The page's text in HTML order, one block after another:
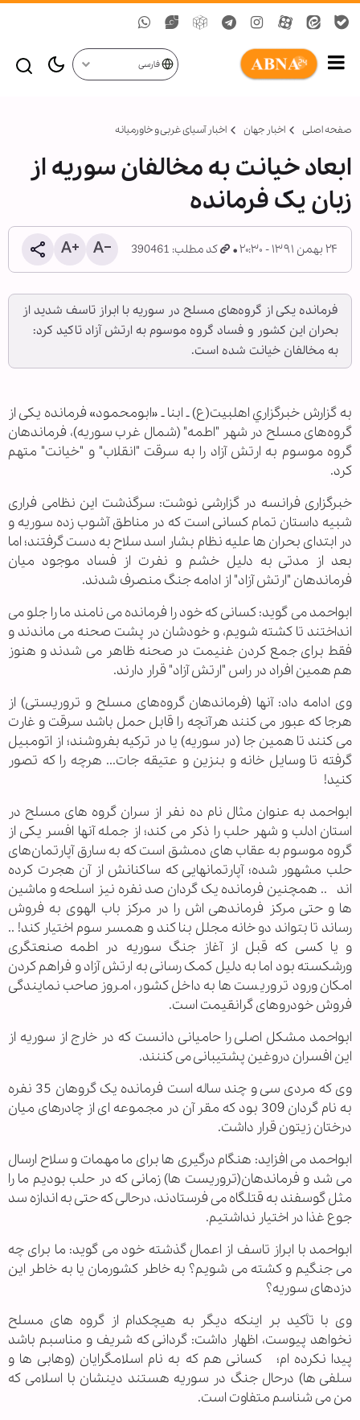
فارسی
صفحه اصلی اخبار جهان اخبار آسیای غربی و خاورمیانه
ابعاد خیانت به مخالفان سوریه از
زبان یک فرمانده
۲۴ بهمن ۱۳۹۱ - ۲۰:۳۰ کد مطلب: 390461
فرمانده یکی از گروه‌های مسلح در سوریه با ابراز تاسف شدید از
بحران این کشور و فساد گروه موسوم به ارتش آزاد تاکید کرد:
به مخالفان خیانت شده است.
به گزارش خبرگزاري اهل‎بيت(ع) ـ ابنا ـ «ابومحمود» فرمانده یکی از
گروه‌های مسلح در شهر "اطمه" (شمال غرب سوریه)، فرماندهان
گروه موسوم به ارتش آزاد را به سرقت "انقلاب" و "خیانت" متهم
کرد.
خبرگزاری فرانسه در گزارشی نوشت: سرگذشت این نظامی فراری
شبیه داستان تمام کسانی است که در مناطق آشوب زده سوریه و
در ابتدای بحران ها علیه نظام بشار اسد سلاح به دست گرفتند؛ اما
بعد از مدتی به دلیل خشم و نفرت از فساد موجود میان
فرماندهان "ارتش آزاد" از ادامه جنگ منصرف شدند.
ابواحمد می گوید: کسانی که خود را فرمانده می نامند ما را جلو می
انداختند تا کشته شویم، و خودشان در پشت صحنه می ماندند و
فقط برای جمع کردن غنیمت در صحنه ظاهر می شدند و هنوز
هم همین افراد در راس "ارتش آزاد" قرار دارند.
وی ادامه داد: آنها (فرماندهان گروه‌های مسلح و تروریستی) از
هرجا که عبور می کنند هرآنچه را قابل حمل باشد سرقت و غارت
می کنند تا همین جا (در سوریه) یا در ترکیه بفروشند؛ از اتومبیل
گرفته تا وسایل خانه و بنزین و عتیقه جات... هرچه را که تصور
کنید!
ابواحمد به عنوان مثال نام ده نفر از سران گروه های مسلح در
استان ادلب و شهر حلب را ذکر می کند؛ از جمله آنها افسر یکی از
گروه موسوم به عقاب های دمشق است که به سارق آپارتمان‌های
حلب مشهور شده؛ آپارتمانهایی که ساکنانش از آن هجرت کرده
اند .. همچنین فرمانده یک گردان صد نفره نیز اسلحه و ماشین
ها و حتی مرکز فرماندهی اش را در مرکز باب الهوی به فروش
رساند تا بتواند دو خانه مجلل بنا کند و همسر سوم اختیار کند! ..
و یا کسی که قبل از آغاز جنگ سوریه در اطمه صنعتگری
ورشکسته بود اما به دلیل کمک رسانی به ارتش آزاد و فراهم کردن
امکان ورود تروریست ها به داخل کشور، امروز صاحب نمایندگی
فروش خودروهای گرانقیمت است.
ابواحمد مشکل اصلی را حامیانی دانست که در خارج از سوریه از
این افسران دروغین پشتیبانی می کننند.
وی که مردی سی و چند ساله است فرمانده یک گروهان 35 نفره
به نام گردان 309 بود که مقر آن در مجموعه ای از چادرهای میان
درختان زیتون قرار داشت.
ابواحمد می افزاید: هنگام درگیری ها برای ما مهمات و سلاح ارسال
می شد و فرماندهان(تروریست ها) زمانی که در حلب بودیم ما را
مثل گوسفند به قتلگاه می فرستادند، درحالی که حتی به اندازه سد
جوع غذا در اختیار نداشتیم.
ابواحمد با ابراز تاسف از اعمال گذشته خود می گوید: ما برای چه
می جنگیم و کشته می شویم؟ به خاطر کشورمان یا به خاطر این
دزدهای سوریه؟
وی با تأکید بر اینکه دیگر به هیچکدام از گروه های مسلح
نخواهد پیوست، اظهار داشت: گردانی که شریف و مناسبم باشد
پیدا نکرده ام؛ کسانی هم که به نام اسلامگرایان (وهابی ها و
سلفی ها) درحال جنگ در سوریه هستند دینشان با اسلامی که
من می شناسم متفاوت است.